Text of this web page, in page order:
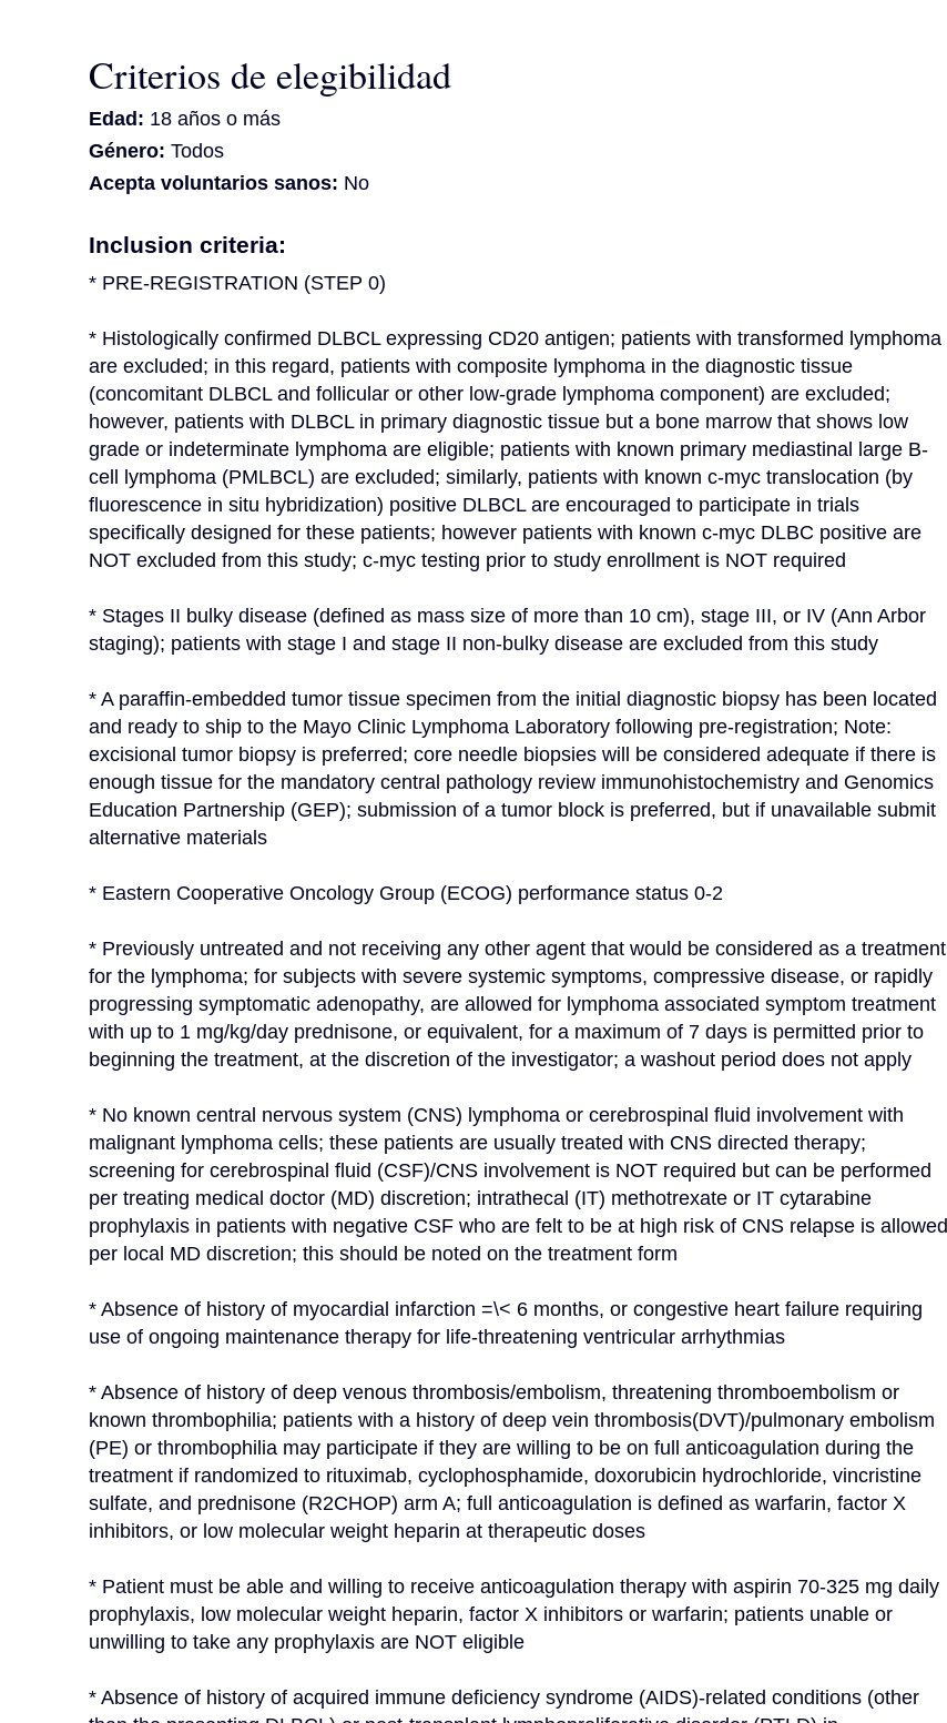
Criterios de elegibilidad
Edad: 18 años o más
Género: Todos
Acepta voluntarios sanos: No
Inclusion criteria:
* PRE-REGISTRATION (STEP 0)
* Histologically confirmed DLBCL expressing CD20 antigen; patients with transformed lymphoma
are excluded; in this regard, patients with composite lymphoma in the diagnostic tissue
(concomitant DLBCL and follicular or other low-grade lymphoma component) are excluded;
however, patients with DLBCL in primary diagnostic tissue but a bone marrow that shows low
grade or indeterminate lymphoma are eligible; patients with known primary mediastinal large B-
cell lymphoma (PMLBCL) are excluded; similarly, patients with known c-myc translocation (by
fluorescence in situ hybridization) positive DLBCL are encouraged to participate in trials
specifically designed for these patients; however patients with known c-myc DLBC positive are
NOT excluded from this study; c-myc testing prior to study enrollment is NOT required
* Stages II bulky disease (defined as mass size of more than 10 cm), stage III, or IV (Ann Arbor
staging); patients with stage I and stage II non-bulky disease are excluded from this study
* A paraffin-embedded tumor tissue specimen from the initial diagnostic biopsy has been located
and ready to ship to the Mayo Clinic Lymphoma Laboratory following pre-registration; Note:
excisional tumor biopsy is preferred; core needle biopsies will be considered adequate if there is
enough tissue for the mandatory central pathology review immunohistochemistry and Genomics
Education Partnership (GEP); submission of a tumor block is preferred, but if unavailable submit
alternative materials
* Eastern Cooperative Oncology Group (ECOG) performance status 0-2
* Previously untreated and not receiving any other agent that would be considered as a treatment
for the lymphoma; for subjects with severe systemic symptoms, compressive disease, or rapidly
progressing symptomatic adenopathy, are allowed for lymphoma associated symptom treatment
with up to 1 mg/kg/day prednisone, or equivalent, for a maximum of 7 days is permitted prior to
beginning the treatment, at the discretion of the investigator; a washout period does not apply
* No known central nervous system (CNS) lymphoma or cerebrospinal fluid involvement with
malignant lymphoma cells; these patients are usually treated with CNS directed therapy;
screening for cerebrospinal fluid (CSF)/CNS involvement is NOT required but can be performed
per treating medical doctor (MD) discretion; intrathecal (IT) methotrexate or IT cytarabine
prophylaxis in patients with negative CSF who are felt to be at high risk of CNS relapse is allowed
per local MD discretion; this should be noted on the treatment form
* Absence of history of myocardial infarction =\< 6 months, or congestive heart failure requiring
use of ongoing maintenance therapy for life-threatening ventricular arrhythmias
* Absence of history of deep venous thrombosis/embolism, threatening thromboembolism or
known thrombophilia; patients with a history of deep vein thrombosis(DVT)/pulmonary embolism
(PE) or thrombophilia may participate if they are willing to be on full anticoagulation during the
treatment if randomized to rituximab, cyclophosphamide, doxorubicin hydrochloride, vincristine
sulfate, and prednisone (R2CHOP) arm A; full anticoagulation is defined as warfarin, factor X
inhibitors, or low molecular weight heparin at therapeutic doses
* Patient must be able and willing to receive anticoagulation therapy with aspirin 70-325 mg daily
prophylaxis, low molecular weight heparin, factor X inhibitors or warfarin; patients unable or
unwilling to take any prophylaxis are NOT eligible
* Absence of history of acquired immune deficiency syndrome (AIDS)-related conditions (other